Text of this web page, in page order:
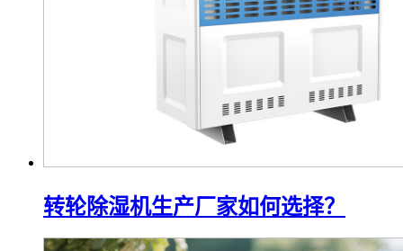
转轮除湿机生产厂家如何选择？